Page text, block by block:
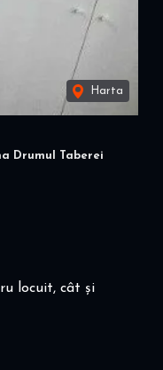
Harta
Drumul Taberei
locuit, cât și